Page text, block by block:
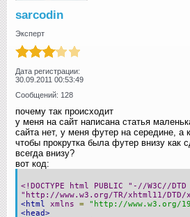
sarcodin
Эксперт
Дата регистрации:
30.09.2011 00:53:49
Сообщений: 128
почему так происходит
у меня на сайт написана статья
сайта нет, у меня футер на середине, а
чтобы прокрутка была футер внизу как
всегда внизу?
вот код:
<!DOCTYPE html PUBLIC "-//W3C//
"http://www.w3.org/TR/xhtml11/
<html
xmlns = "http://www.w3.org/
<head>